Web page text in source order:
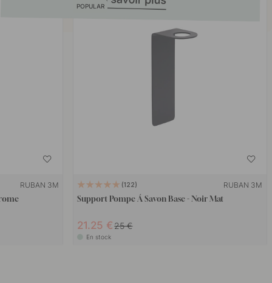
RUBAN 3M
POPULAR
122 RUBAN 3M
Support Pompe Á Savon Base - Noir Mat
21.25 € 25 €
En stock